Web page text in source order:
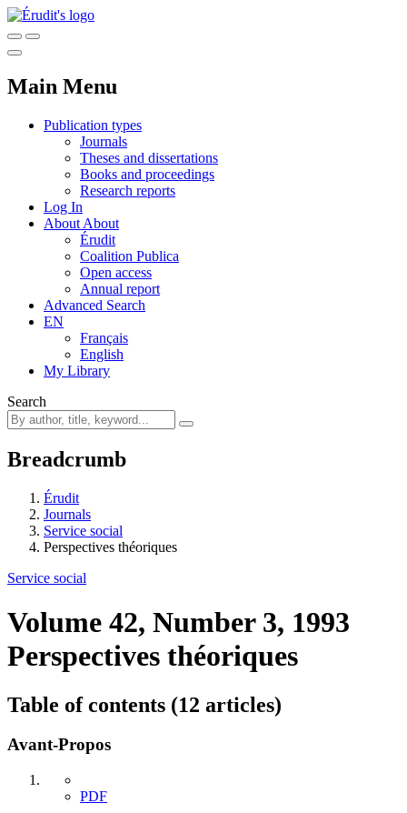
Main Menu
Publication types
Journals
Theses and dissertations
Books and proceedings
Research reports
Log In
About About
Érudit
Coalition Publica
Open access
Annual report
Advanced Search
EN
Français
English
My Library
Search
Breadcrumb
Érudit
Journals
Service social
Perspectives théoriques
Service social
Volume 42, Number 3, 1993
Perspectives théoriques
Table of contents (12 articles)
Avant-Propos
PDF